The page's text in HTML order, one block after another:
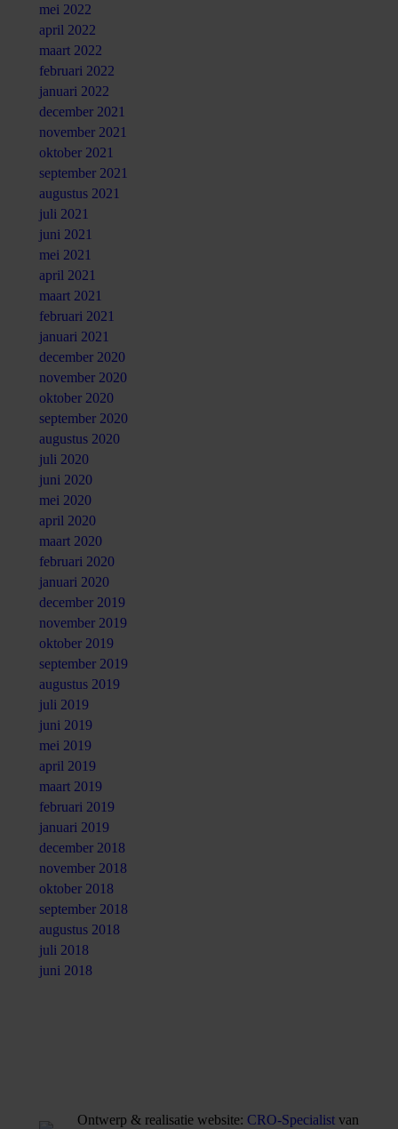
mei 2022
april 2022
maart 2022
februari 2022
januari 2022
december 2021
november 2021
oktober 2021
september 2021
augustus 2021
juli 2021
juni 2021
mei 2021
april 2021
maart 2021
februari 2021
januari 2021
december 2020
november 2020
oktober 2020
september 2020
augustus 2020
juli 2020
juni 2020
mei 2020
april 2020
maart 2020
februari 2020
januari 2020
december 2019
november 2019
oktober 2019
september 2019
augustus 2019
juli 2019
juni 2019
mei 2019
april 2019
maart 2019
februari 2019
januari 2019
december 2018
november 2018
oktober 2018
september 2018
augustus 2018
juli 2018
juni 2018
Ontwerp & realisatie website: CRO-Specialist van